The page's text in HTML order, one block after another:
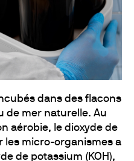
dans des flacons
de mer naturelle. Au
aérobie, le dioxyde de
les micro-organismes a
de potassium (KOH),